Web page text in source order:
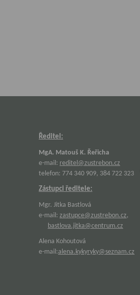
Ředitel:
MgA. Matouš K. Řeřicha
e-mail: reditel@zustrebon.cz
telefon: 774 340 909, 384 722 323
Zástupci ředitele:
Mgr. Jitka Bastlová
e-mail: zastupce@zustrebon.cz,
bastlova.jitka@centrum.cz
Alena Kohoutová
e-mail:alena.kykyryky@seznam.cz